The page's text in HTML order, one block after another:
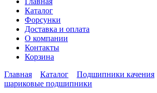
Каталог
Форсунки
Доставка и оплата
О компании
Контакты
Корзина
Главная
Каталог Подшипники качения
шариковые подшипники